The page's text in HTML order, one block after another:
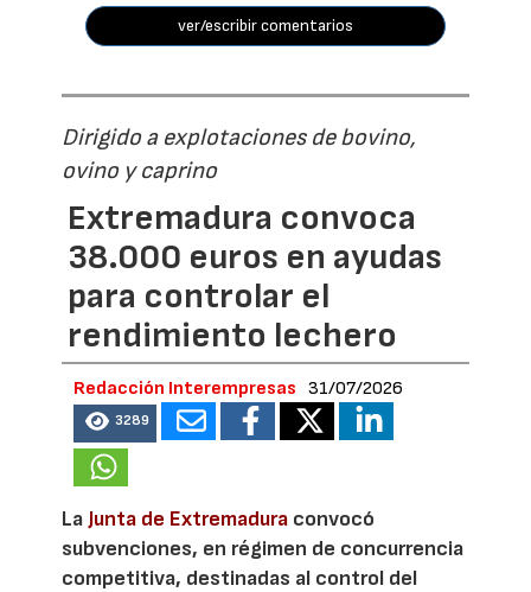
ver/escribir comentarios
Dirigido a explotaciones de bovino,
ovino y caprino
Extremadura convoca
38.000 euros en ayudas
para controlar el
rendimiento lechero
Redacción Interempresas 31/07/2026
3289
La Junta de Extremadura convocó
subvenciones, en régimen de concurrencia
competitiva, destinadas al control del